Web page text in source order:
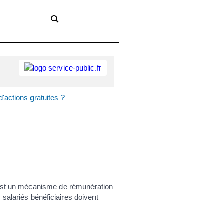
gratuites ?
un mécanisme de rémunération
bénéficiaires doivent